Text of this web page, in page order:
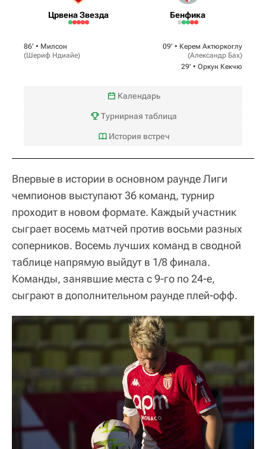
Црвена Звезда Бенфика
86‎’‎ • Милсон
(Шериф Ндиайе)
09‎’‎ • Керем Актюркоглу
(Александр Бах)
29‎’‎ • Оркун Кекчю
Календарь
Турнирная таблица
История встреч
Впервые в истории в основном раунде Лиги
чемпионов выступают 36 команд, турнир
проходит в новом формате. Каждый участник
сыграет восемь матчей против восьми разных
соперников. Восемь лучших команд в сводной
таблице напрямую выйдут в 1/8 финала.
Команды, занявшие места с 9-го по 24-е,
сыграют в дополнительном раунде плей-офф.